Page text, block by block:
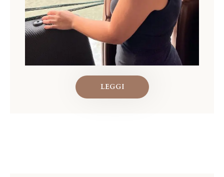
LEGGI